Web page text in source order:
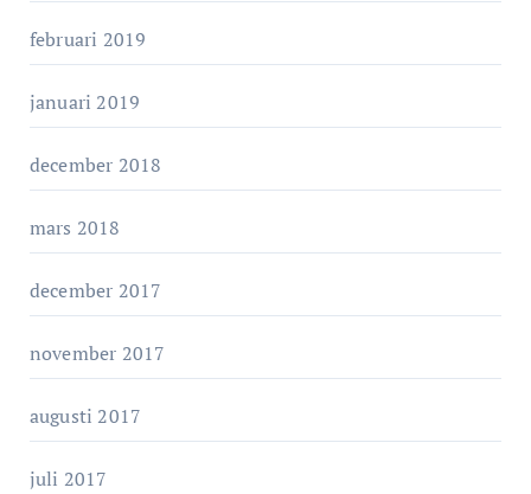
februari 2019
januari 2019
december 2018
mars 2018
december 2017
november 2017
augusti 2017
juli 2017